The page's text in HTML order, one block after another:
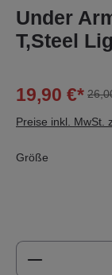
Under
T,Steel
19,90 €*
Preise inkl. MwSt.
Größe
Produkt